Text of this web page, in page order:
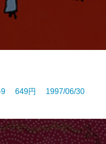
9 649円 1997/06/30